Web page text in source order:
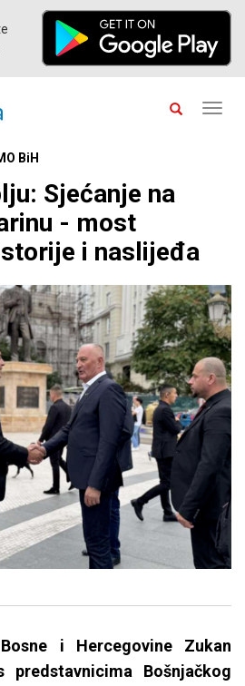
BiH
Sjećanje na
- most
i naslijeđa
i Hercegovine Zukan
Bošnjačkog